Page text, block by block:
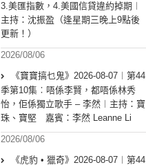
3.美匯指數，4.美國信貸違約掉期︱
主持：沈振盈（逢星期三晚上9點後
更新！）
2026/08/06
《寶寶搞乜鬼》2026-08-07︱第44
季第10集︰唔係李賢，都唔係林秀
怡，佢係獨立歌手 – 李然︱主持：寶
珠、寶堅 嘉賓：李然 Leanne Li
2026/08/06
《虎豹 • 獵奇》2026-08-07︱第44